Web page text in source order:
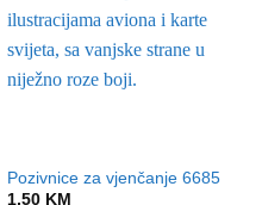
Pozivnice za vjenčanje 6685
1,50 KM